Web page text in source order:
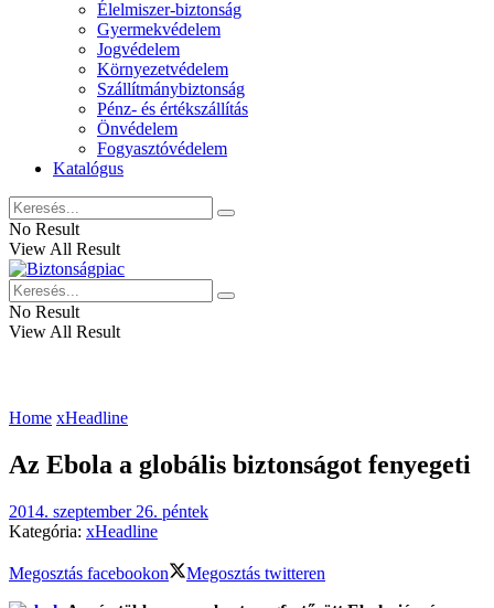
Élelmiszer-biztonság
Gyermekvédelem
Jogvédelem
Környezetvédelem
Szállítmánybiztonság
Pénz- és értékszállítás
Önvédelem
Fogyasztóvédelem
Katalógus
No Result
View All Result
No Result
View All Result
Home xHeadline
Az Ebola a globális biztonságot fenyegeti
2014. szeptember 26. péntek
Kategória: xHeadline
Megosztás facebookon
Megosztás twitteren